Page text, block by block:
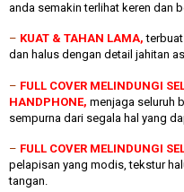
anda semakin terlihat keren dan
– KUAT & TAHAN LAMA,
dan halus dengan detail jahitan
– FULL COVER MELINDUNGI
HANDPHONE, menjaga seluruh
sempurna dari segala hal yang
– FULL COVER MELINDUNGI
pelapisan yang modis, tekstur
tangan.